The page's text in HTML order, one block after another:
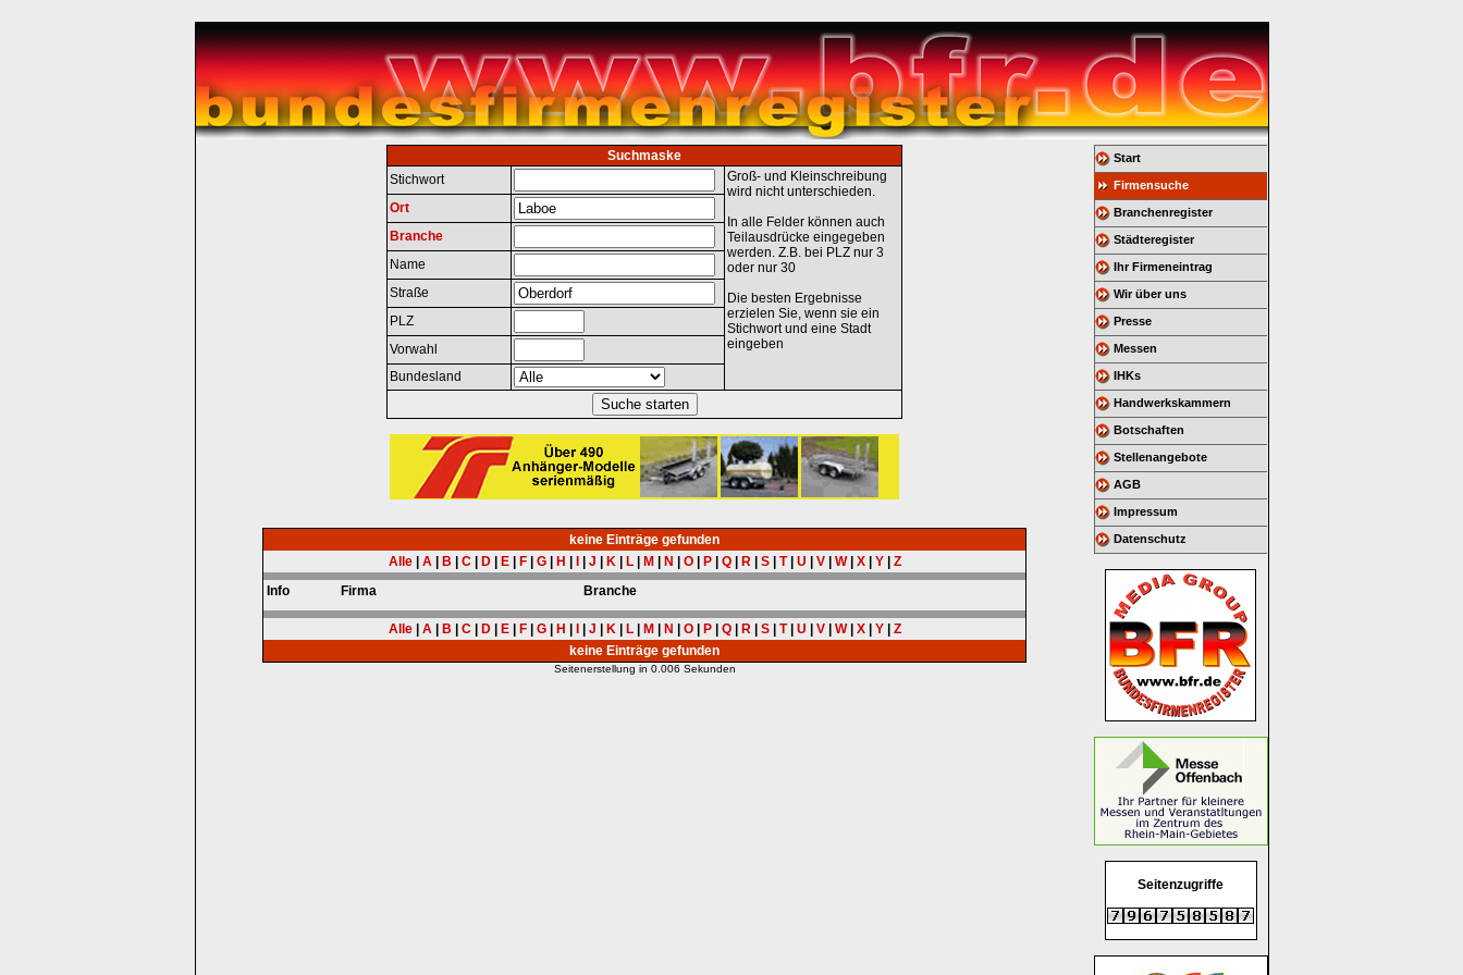
Suchmaske
Stichwort
Groß- und Kleinschreibung
wird nicht unterschieden.
In alle Felder können auch
Teilausdrücke eingegeben
werden. Z.B. bei PLZ nur 3
oder nur 30
Die besten Ergebnisse
erzielen Sie, wenn sie ein
Stichwort und eine Stadt
eingeben
Ort
Branche
Name
Straße
PLZ
Vorwahl
Bundesland
keine Einträge gefunden
Alle| A| B C| D| E| F| G| H J K| L| M N O| P| Q| R| S| T| U V| W| X| Y| Z
Info
Firma Branche
Alle| A| B C| D| E| F| G| H J K| L| M N O| P| Q| R| S| T| U V| W| X| Y| Z
keine Einträge gefunden
Seitenerstellung in 0.006 Sekunden
Start
Firmensuche
Branchenregister
Städteregister
Ihr Firmeneintrag
Wir über uns
Presse
Messen
IHKs
Handwerkskammern
Botschaften
Stellenangebote
AGB
Impressum
Datenschutz
Seitenzugriffe